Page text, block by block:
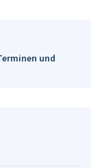
und